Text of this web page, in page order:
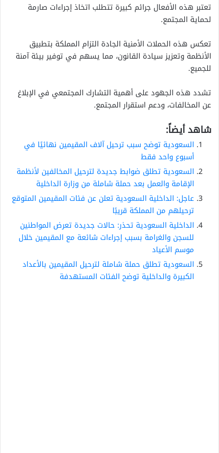
تعتبر هذه الأفعال جرائم كبيرة تتطلب اتخاذ إجراءات صارمة
لحماية المجتمع.
تعكس هذه الحملات الأمنية الجادة التزام المملكة بتطبيق
الأنظمة وتعزيز سيادة القانون، مما يسهم في توفير بيئة آمنة
للجميع.
تشدد هذه الجهود على أهمية التشارك المجتمعي في الإبلاغ
عن المخالفات، ودعم استقرار المجتمع.
شاهد أيضاً:
السعودية توضح سبب ترحيل آلاف المقيمين نهائيًا في
أسبوع واحد فقط
السعودية تطلق ضوابط جديدة لترحيل المخالفين لأنظمة
الإقامة والعمل بعد حملة شاملة من وزارة الداخلية
عاجل: الداخلية السعودية تعلن عن فئات المقيمين المتوقع
ترحيلهم من المملكة قريبًا
الداخلية السعودية تحذر: حالات جديدة تعرض المواطنين
للسجن والغرامة بسبب إجراءات شائعة مع المقيمين خلال
موسم الأعياد
السعودية تطلق حملة شاملة لترحيل المقيمين بالأعداد
الكبيرة والداخلية توضح الفئات المستهدفة